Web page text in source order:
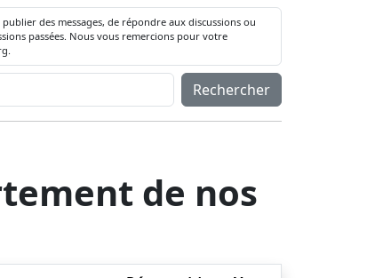
des messages, de répondre aux discussions ou
passées. Nous vous remercions pour votre
Rechercher
de nos